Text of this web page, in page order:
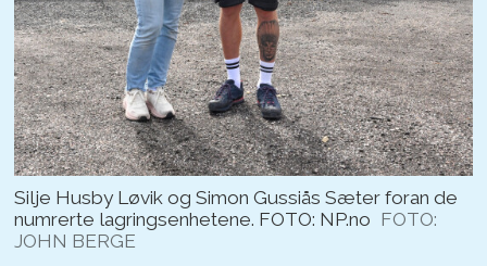
Silje Husby Løvik og Simon Gussiås Sæter foran de
numrerte lagringsenhetene. FOTO: NP.no FOTO:
JOHN BERGE